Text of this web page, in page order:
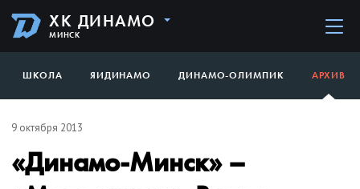
ХК ДИНАМО
МИНСК
ШКОЛА ЯИДИНАМО ДИНАМО-ОЛИМПИК АРХИВ
9 октября 2013
«Динамо-Минск» –